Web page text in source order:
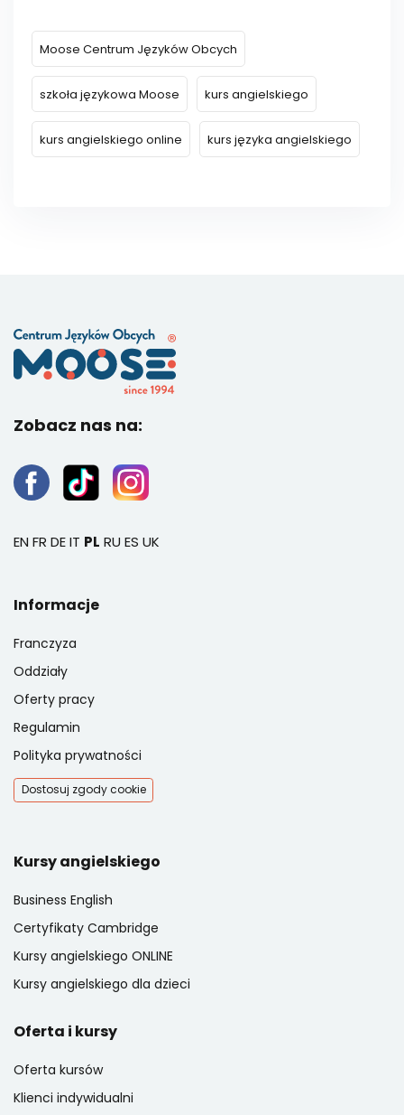
Moose Centrum Języków Obcych
szkoła językowa Moose kurs angielskiego
kurs angielskiego online kurs języka angielskiego
Zobacz nas na:
EN FR DEIT PL RU ES UK
Informacje
Franczyza
Oddziały
Oferty pracy
Regulamin
Polityka prywatności
Dostosuj zgody cookie
Kursy angielskiego
Business English
Certyfikaty Cambridge
Kursy angielskiego ONLINE
Kursy angielskiego dla dzieci
Oferta i kursy
Oferta kursów
Klienci indywidualni